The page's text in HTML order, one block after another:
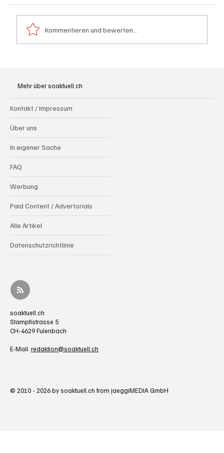
Kommentieren und bewerten...
Mehr über soaktuell.ch
Kontakt / Impressum
Über uns
In eigener Sache
FAQ
Werbung
Paid Content / Advertorials
Alle Artikel
Datenschutzrichtlinie
soaktuell.ch
Stampfistrasse 5
CH-4629 Fulenbach
E-Mail: redaktion@soaktuell.ch
© 2010 - 2026 by soaktuell.ch from jaeggiMEDIA GmbH